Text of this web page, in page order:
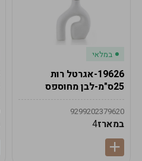
במלאי
19626-אגרטל רות
25ס"מ-לבן מחוספס
9299202379620
במארז4